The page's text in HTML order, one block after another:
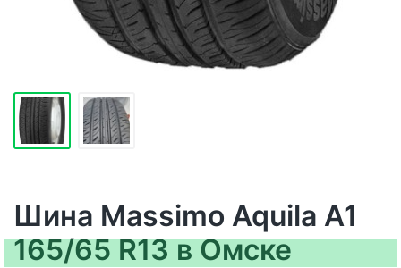
Шина Massimo Aquila A1
165/65 R13 в Омске